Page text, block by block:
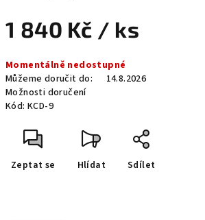
1 840 Kč / ks
cena:
Momentálně nedostupné
Můžeme doručit do:
14.8.2026
Možnosti doručení
Kód: KCD-9
Zeptat se Hlídat Sdílet